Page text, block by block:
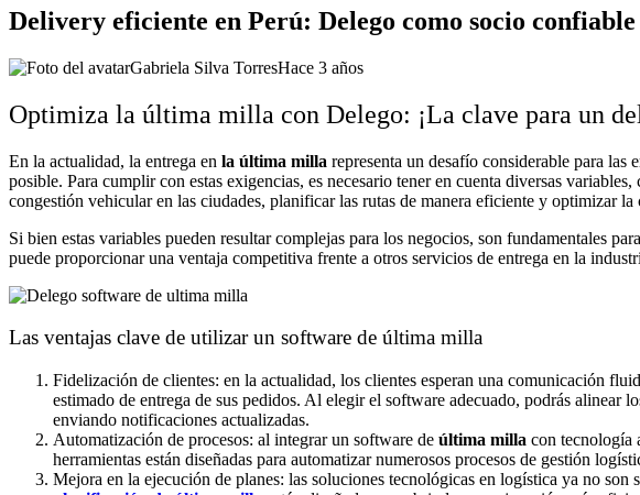
Delivery eficiente en Perú: Delego como socio confiable
Gabriela Silva TorresHace 3 años
Optimiza la última milla con Delego: ¡La clave para un
En la actualidad, la entrega en la última milla representa un desafío considerable para las
posible. Para cumplir con estas exigencias, es necesario tener en cuenta diversas
congestión vehicular en las ciudades, planificar las rutas de manera eficiente y optimizar la
Si bien estas variables pueden resultar complejas para los negocios, son fundamentales
puede proporcionar una ventaja competitiva frente a otros servicios de entrega en la
Las ventajas clave de utilizar un software de última milla
Fidelización de clientes: en la actualidad, los clientes esperan una comunicación
estimado de entrega de sus pedidos. Al elegir el software adecuado, podrás alinear
enviando notificaciones actualizadas.
Automatización de procesos: al integrar un software de última milla con tecnología
herramientas están diseñadas para automatizar numerosos procesos de gestión
Mejora en la ejecución de planes: las soluciones tecnológicas en logística ya no